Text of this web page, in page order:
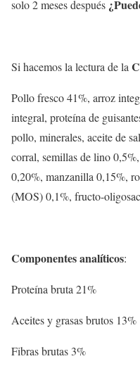
solo 2 meses después
Si hacemos la lectura de la
Pollo fresco 41%, arroz
integral, proteína de
pollo, minerales, aceite de
corral, semillas de lino
0,20%, manzanilla 0,15%,
(MOS) 0,1%, fructo-
Componentes analíticos:
Proteína bruta 21%
Aceites y grasas brutos 13%
Fibras brutas 3%